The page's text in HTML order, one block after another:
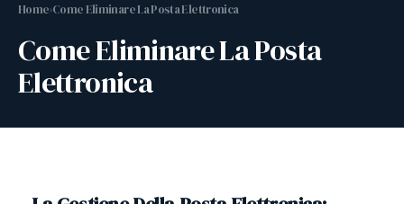
Home›Come Eliminare La Posta Elettronica
Come Eliminare La Posta
Elettronica